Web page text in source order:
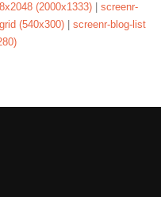
(2000x1333) |screenr-
(540x300) |screenr-blog-list